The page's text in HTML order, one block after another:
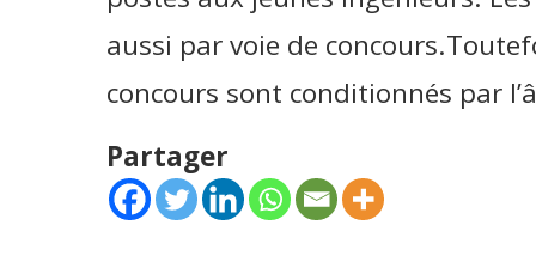
aussi par voie de
concours sont conditionnés par
Partager